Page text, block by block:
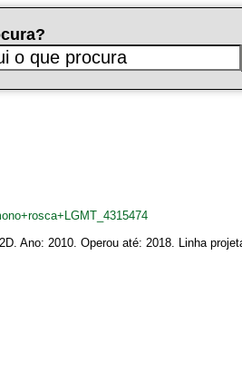
Ano: 2010. Operou até: 2018. Linha